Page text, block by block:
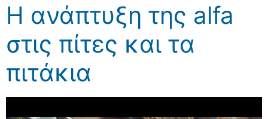
Η ανάπτυξη της alfa
στις πίτες και τα
πιτάκια